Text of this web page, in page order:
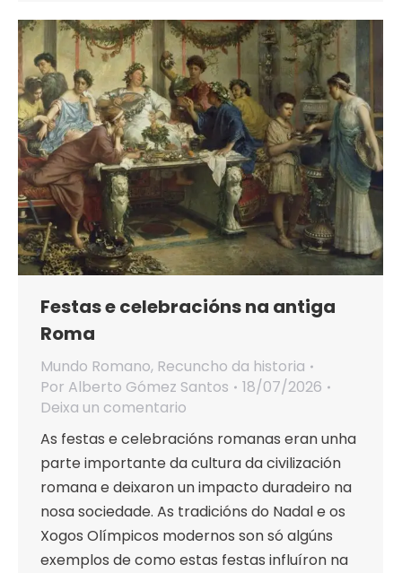
Festas e celebracións na antiga
Roma
Mundo Romano, Recuncho da historia
Por Alberto Gómez Santos
18/07/2026
Deixa un comentario
As festas e celebracións romanas eran unha
parte importante da cultura da civilización
romana e deixaron un impacto duradeiro na
nosa sociedade. As tradicións do Nadal e os
Xogos Olímpicos modernos son só algúns
exemplos de como estas festas influíron na